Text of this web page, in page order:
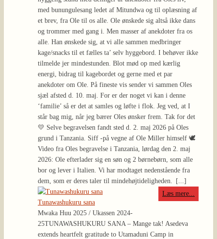
med bunungulesang ledet af Mitundwa og til oplæsning af
et brev, fra Ole til os alle. Ole ønskede sig altså ikke dans
og trommer med gang i. Men masser af anekdoter fra os
alle. Han ønskede sig, at vi alle sammen medbringer
kage/snacks til et fælles ta’ selv hyggebord. I behøver ikke
tilmelde jer mindestunden. Blot mød op med kærlig
energi, bidrag til kagebordet og gerne med et par
anekdoter om Ole. På fineste vis sender vi sammen Oles
sjæl afsted d. 10. maj. For er der noget vi kan i denne
‘familie’ så er det at samles og løfte i flok. Jeg ved, at I
står bag mig, når jeg bærer Oles ønsker frem. Tak for det
💛 Selve begravelsen fandt sted d. 2. maj 2026 på Oles
grund i Tanzania. Siff -på vegne af Ole Miller himself 🕊️
Video fra Oles begravelse i Tanzania, lørdag den 2. maj
2026: Ole efterlader sig en søn og 2 børnebørn, som alle
bor og lever i Italien. Vi har modtaget nedenstående fra
dem, som er deres taler til mindehøjtideligheden.
[...]
Læs mere...
Tunawashukuru sana
Mwaka Huu 2025 / Ukassen 2024-
25TUNAWASHUKURU SANA – Mange tak! Asedeva
extends heartfelt gratitude to Utamaduni Camp in